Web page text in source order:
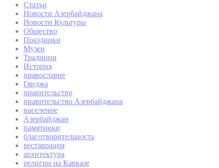
Статьи
Новости Азербайджана
Новости Культуры
Общество
Праздники
Музеи
Традиции
История
православие
Гянджа
правительство
правительство Азербайджана
население
Азербайджан
памятники
благотворительность
реставрация
архитектура
религии на Кавказе